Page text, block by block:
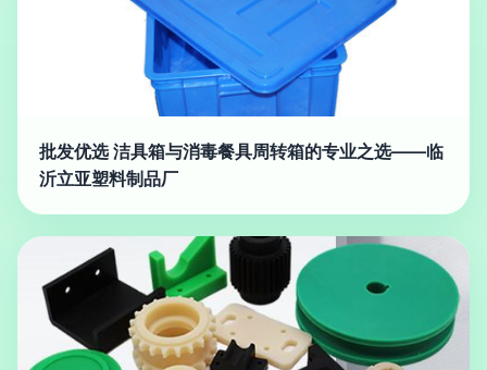
批发优选 洁具箱与消毒餐具周转箱的专业之选——临
沂立亚塑料制品厂